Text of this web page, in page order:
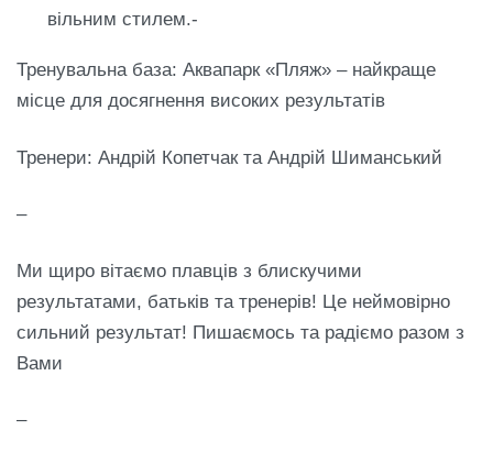
вільним стилем.-
Тренувальна база: Аквапарк «Пляж» – найкраще
місце для досягнення високих результатів
Тренери: Андрій Копетчак та Андрій Шиманський
–
Ми щиро вітаємо плавців з блискучими
результатами, батьків та тренерів! Це неймовірно
сильний результат! Пишаємось та радіємо разом з
Вами
–